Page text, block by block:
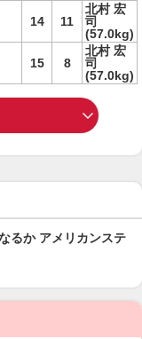
14 11
北村 宏
司
(57.0kg)
15 8
北村 宏
司
(57.0kg)
るか アメリカンステ